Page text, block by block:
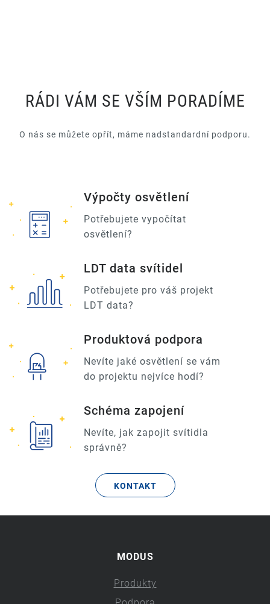
RÁDI VÁM SE VŠÍM PORADÍME
O nás se můžete opřít, máme nadstandardní podporu.
Výpočty osvětlení
Potřebujete vypočítat
osvětlení?
LDT data svítidel
Potřebujete pro váš projekt
LDT data?
Produktová podpora
Nevíte jaké osvětlení se vám
do projektu nejvíce hodí?
Schéma zapojení
Nevíte, jak zapojit svítidla
správně?
KONTAKT
MODUS
Produkty